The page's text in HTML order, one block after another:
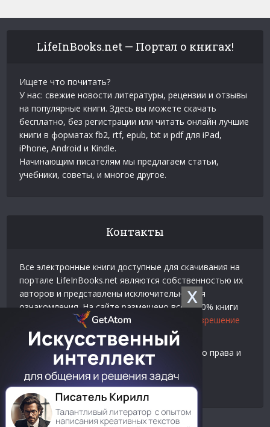
X
LifeInBooks.net — Портал о книгах!
Ищете что почитать?
У нас: свежие новости литературы, рецензии и отзывы
на популярные книги. Здесь вы можете скачать
бесплатно, без регистрации или читать онлайн лучшие
книги в форматах fb2, rtf, epub, txt и pdf для iPad,
iPhone, Android и Kindle.
Начинающим писателям мы предлагаем статьи,
учебники, советы, и многое другое.
Контакты
Все электронные книги доступные для скачивания на
портале LifeInBooks.net являются собственностью их
авторов и представлены исключительно для
ознакомления. На сайте размещено всего 20% книги
взятой у нашего партнера Официальное разрешение
на использование материалов Litres.
Контакты для связи по вопросам авторского права и
рекламы:
E-mail:admin@lifeinbooks.net